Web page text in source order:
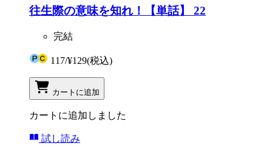
往生際の意味を知れ！【単話】 22
完結
117/¥129(税込)
カートに追加
カートに追加しました
試し読み